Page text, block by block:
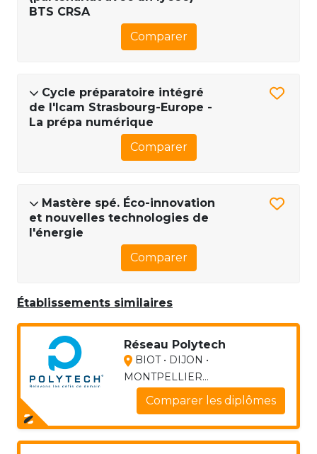
BTS CRSA
Comparer
Cycle préparatoire intégré
de l'Icam Strasbourg-Europe -
La prépa numérique
Comparer
Mastère spé. Éco-innovation
et nouvelles technologies de
l'énergie
Comparer
Établissements similaires
Réseau Polytech
BIOT • DIJON •
MONTPELLIER...
Comparer les diplômes